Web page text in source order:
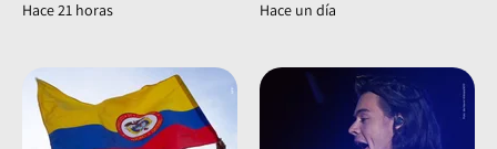
Hace 21 horas Hace un día